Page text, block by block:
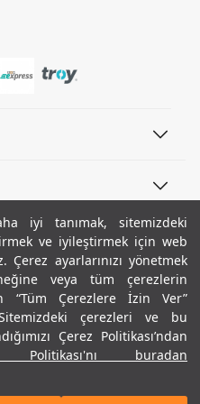
iyi tanımak, sitemizdeki
ve iyileştirmek için web
ayarlarınızı yönetmek
veya tüm çerezlerin
“Tüm Çerezlere İzin Ver”
çerezleri ve bu
Çerez Politikası’ndan
Politikası'nı buradan